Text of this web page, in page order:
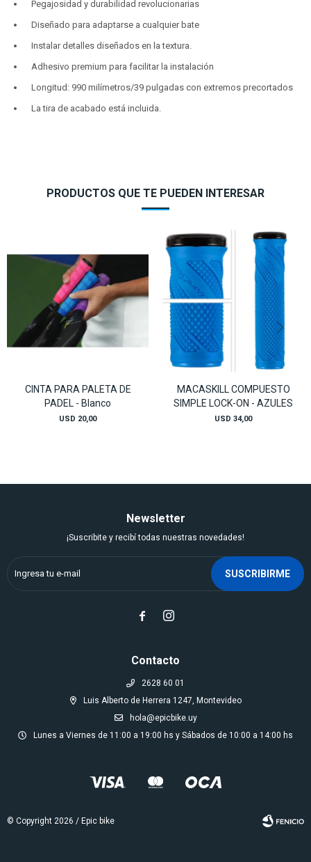
Pegajosidad y durabilidad revolucionarias
Diseñado para adaptarse a cualquier bate
Instalar detalles diseñados en la textura.
Adhesivo premium para facilitar la instalación
Longitud: 990 milímetros/39 pulgadas con extremos precortados
La tira de acabado está incluida.
PRODUCTOS QUE TE PUEDEN INTERESAR
CINTA PARA PALETA DE
PADEL - Blanco
USD 20,00
MACASKILL COMPUESTO
SIMPLE LOCK-ON - AZULES
USD 34,00
Contacto
2628 60 01
Luis Alberto de Herrera 1247, Montevideo
hola@epicbike.uy
Lunes a Viernes de 11:00 a 19:00 hs y Sábados de 10:00 a 14:00 hs
Newsletter
¡Suscribite y recibí todas nuestras novedades!
SUSCRIBIRME
 
© Copyright 2026 / Epic bike